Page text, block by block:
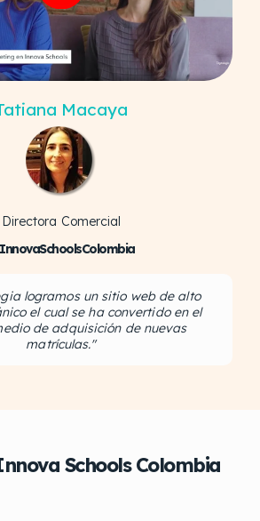
Macaya
Directora Comercial
logramos un sitio web de alto
el cual se ha convertido en el
de adquisición de nuevas
matrículas."
Schools Colombia